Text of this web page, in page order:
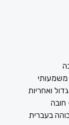
משמעותי
ואחריות
בעברית